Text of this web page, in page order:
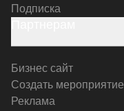
Подписка
Бизнес сайт
Создать мероприятие
Реклама